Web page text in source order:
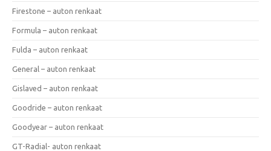
Firestone – auton renkaat
Formula – auton renkaat
Fulda – auton renkaat
General – auton renkaat
Gislaved – auton renkaat
Goodride – auton renkaat
Goodyear – auton renkaat
GT-Radial- auton renkaat